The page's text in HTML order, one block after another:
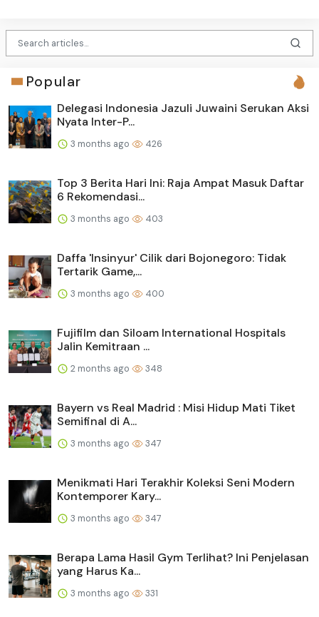
Popular
Delegasi Indonesia Jazuli Juwaini Serukan Aksi
Nyata Inter-P...
3 months ago 426
Top 3 Berita Hari Ini: Raja Ampat Masuk Daftar
6 Rekomendasi...
3 months ago 403
Daffa 'Insinyur' Cilik dari Bojonegoro: Tidak
Tertarik Game,...
3 months ago 400
Fujifilm dan Siloam International Hospitals
Jalin Kemitraan ...
2 months ago 348
Bayern vs Real Madrid : Misi Hidup Mati Tiket
Semifinal di A...
3 months ago 347
Menikmati Hari Terakhir Koleksi Seni Modern
Kontemporer Kary...
3 months ago 347
Berapa Lama Hasil Gym Terlihat? Ini Penjelasan
yang Harus Ka...
3 months ago 331